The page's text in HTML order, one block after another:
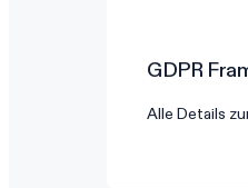
GDPR
Alle Details